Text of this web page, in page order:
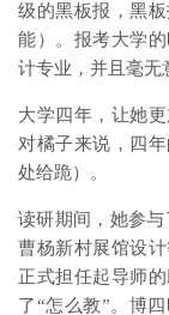
级的黑板报，黑
能）。报考大学
计专业，并且毫无
大学四年，让她
对橘子来说，四
处给跪）。
读研期间，她参
曹杨新村展馆设
正式担任起导师
了“怎么教”。博